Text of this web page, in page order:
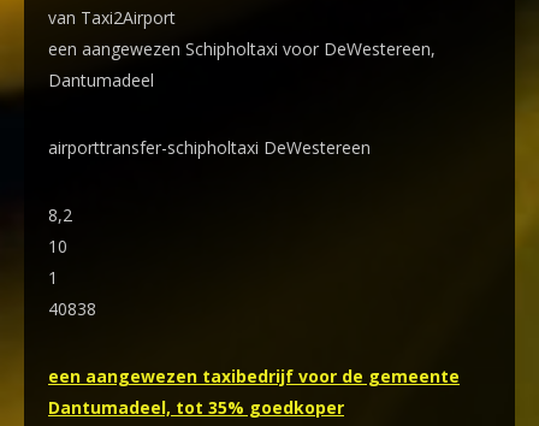
van Taxi2Airport
een aangewezen Schipholtaxi voor DeWestereen,
Dantumadeel
airporttransfer-schipholtaxi DeWestereen
8,2
10
1
40838
een aangewezen taxibedrijf voor de gemeente
Dantumadeel, tot 35% goedkoper